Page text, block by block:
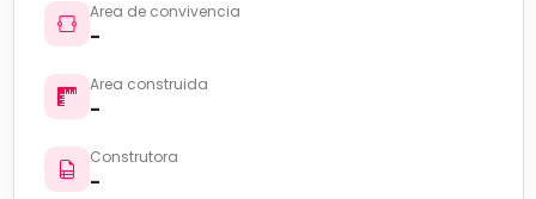
Area de convivencia
-
Area construida
-
Construtora
-